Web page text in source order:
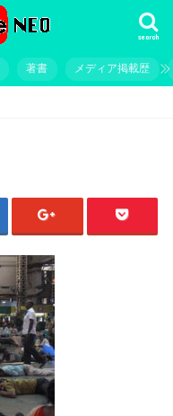
search
著書 メディア掲載歴